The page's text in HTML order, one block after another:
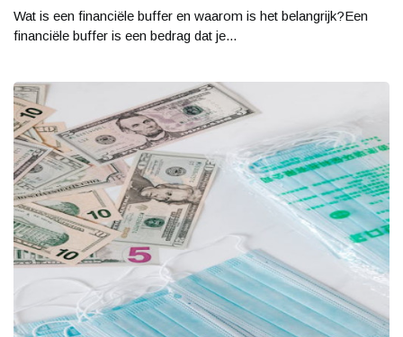
Wat is een financiële buffer en waarom is het belangrijk?Een
financiële buffer is een bedrag dat je...